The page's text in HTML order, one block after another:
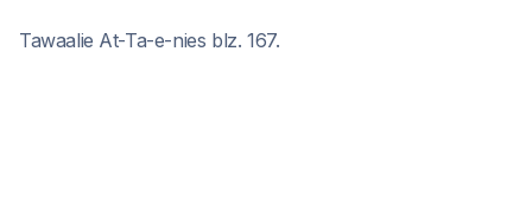
Tawaalie At-Ta-e-nies blz. 167.